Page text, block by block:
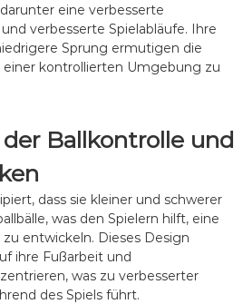
eine verbesserte
verbesserte Spielabläufe. Ihre
Sprung ermutigen die
einer kontrollierten Umgebung zu
Ballkontrolle und
dass sie kleiner und schwerer
was den Spielern hilft, eine
entwickeln. Dieses Design
ihre Fußarbeit und
was zu verbesserter
des Spiels führt.